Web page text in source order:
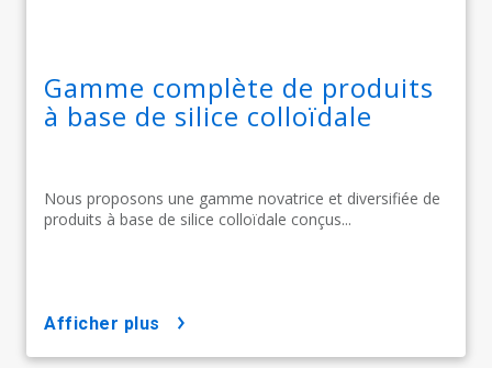
Gamme complète de produits
à base de silice colloïdale
Nous proposons une gamme novatrice et diversifiée de
produits à base de silice colloïdale conçus...
afficher plus